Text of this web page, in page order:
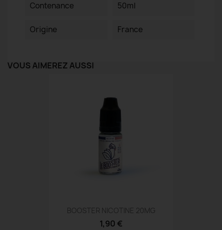
Contenance 50ml
Origine France
VOUS AIMEREZ AUSSI
BOOSTER NICOTINE 20MG
1,90 €